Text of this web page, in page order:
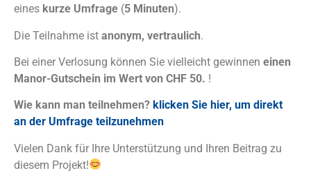
eines kurze Umfrage (5 Minuten).
Die Teilnahme ist anonym, vertraulich.
Bei einer Verlosung können Sie vielleicht gewinnen einen
Manor-Gutschein im Wert von CHF 50. !
Wie kann man teilnehmen? klicken Sie hier, um direkt
an der Umfrage teilzunehmen
Vielen Dank für Ihre Unterstützung und Ihren Beitrag zu
diesem Projekt!